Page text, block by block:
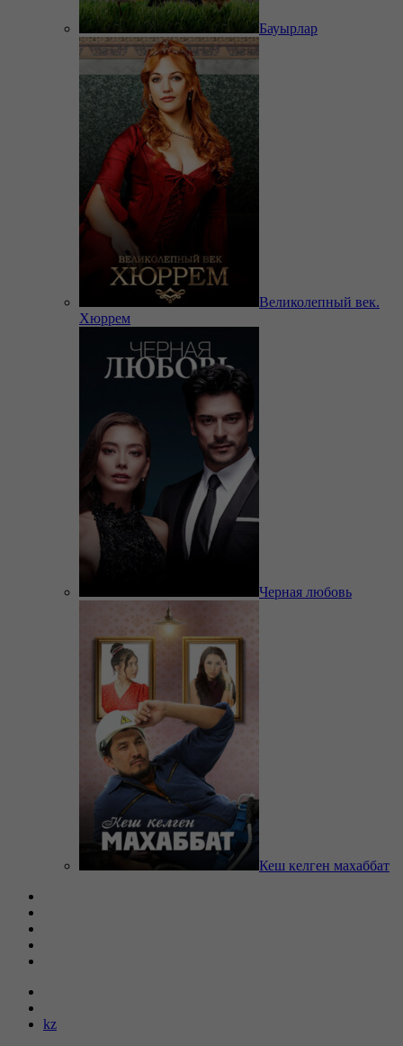
Бауырлар
Великолепный век.
Хюррем
Черная любовь
Кеш келген махаббат
kz